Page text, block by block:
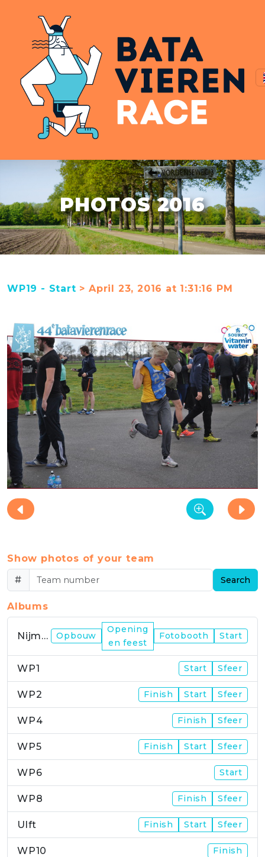
PHOTOS 2016
WP19 - Start > April 23, 2016 at 1:31:16 PM
Show photos of your team
#
Search
Albums
Nijmegen Opbouw
Opening
en feest
Fotobooth Start
WP1 Start Sfeer
WP2 Finish Start Sfeer
WP4 Finish Sfeer
WP5 Finish Start Sfeer
WP6 Start
WP8 Finish Sfeer
Ulft Finish Start Sfeer
WP10 Finish